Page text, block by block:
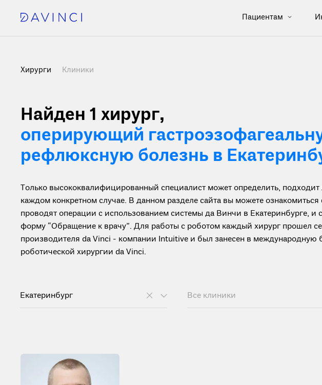
Пациентам
Хирурги Клиники
Найден 1 хирург,
оперирующий
рефлюксную болезнь в
Только высококвалифицированный специалист может определить, подходит
каждом конкретном случае. В данном разделе сайта вы можете
проводят операции с использованием системы да Винчи в Екатеринбурге, и
форму “Обращение к врачу”. Для работы с роботом каждый хирург прошел
производителя da Vinci - компании Intuitive и был занесен в международную
роботической хирургии da Vinci.
Екатеринбург Все клиники